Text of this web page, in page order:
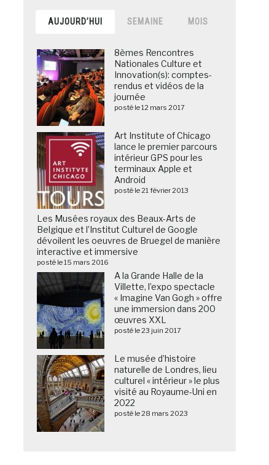
AUJOURD’HUI SEMAINE MOIS
8èmes Rencontres
Nationales Culture et
Innovation(s): comptes-
rendus et vidéos de la
journée
posté le 12 mars 2017
Art Institute of Chicago
lance le premier parcours
intérieur GPS pour les
terminaux Apple et
Android
posté le 21 février 2013
Les Musées royaux des Beaux-Arts de
Belgique et l’Institut Culturel de Google
dévoilent les oeuvres de Bruegel de manière
interactive et immersive
posté le 15 mars 2016
A la Grande Halle de la
Villette, l’expo spectacle
« Imagine Van Gogh » offre
une immersion dans 200
œuvres XXL
posté le 23 juin 2017
Le musée d’histoire
naturelle de Londres, lieu
culturel « intérieur » le plus
visité au Royaume-Uni en
2022
posté le 28 mars 2023